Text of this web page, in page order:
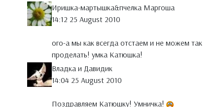
Иришка-мартышка&пчелка Маргоша
14:12 25 August 2010
ого-а мы как всегда отстаем и не можем так
проделать! умка Катюшка!
Владка и Давидик
14:04 25 August 2010
Поздравляем Катюшку! Умничка!